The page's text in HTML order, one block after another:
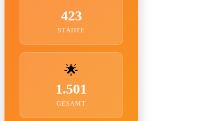
423
STÄDTE
🌟
1.501
GESAMT